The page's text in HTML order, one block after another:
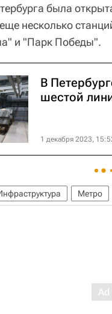
была
несколько
и "Парк Победы".
В
шестой
1 декабря 2023,
Метро